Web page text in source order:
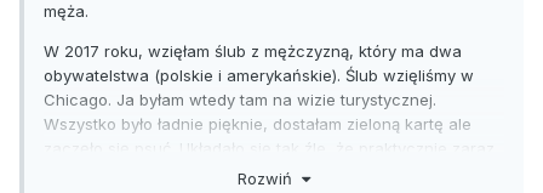
męża.
W 2017 roku, wzięłam ślub z mężczyzną, który ma dwa
obywatelstwa (polskie i amerykańskie). Ślub wzięliśmy w
Chicago. Ja byłam wtedy tam na wizie turystycznej.
Wszystko było ładnie pięknie, dostałam zieloną kartę ale
zaczęło się psuć. Układało się tak źle, że praktycznie zaraz
po otrzymaniu zielonej karty odeszłam od męża i wróciłam
Rozwiń